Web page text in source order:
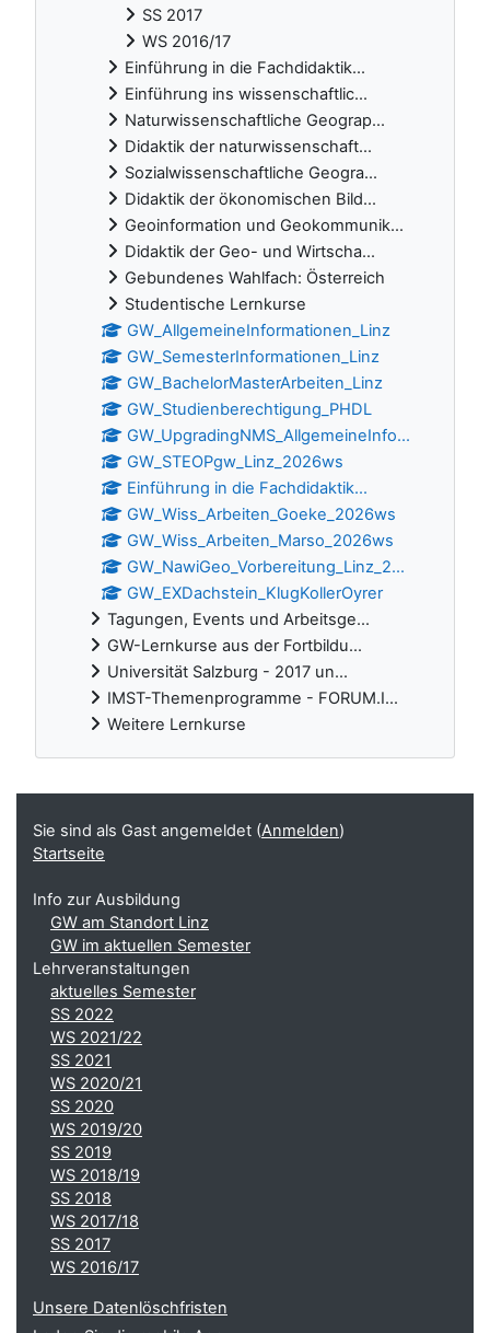
SS 2017
WS 2016/17
Einführung in die Fachdidaktik...
Einführung ins wissenschaftlic...
Naturwissenschaftliche Geograp...
Didaktik der naturwissenschaft...
Sozialwissenschaftliche Geogra...
Didaktik der ökonomischen Bild...
Geoinformation und Geokommunik...
Didaktik der Geo- und Wirtscha...
Gebundenes Wahlfach: Österreich
Studentische Lernkurse
GW_AllgemeineInformationen_Linz
GW_SemesterInformationen_Linz
GW_BachelorMasterArbeiten_Linz
GW_Studienberechtigung_PHDL
GW_UpgradingNMS_AllgemeineInfo...
GW_STEOPgw_Linz_2026ws
Einführung in die Fachdidaktik...
GW_Wiss_Arbeiten_Goeke_2026ws
GW_Wiss_Arbeiten_Marso_2026ws
GW_NawiGeo_Vorbereitung_Linz_2...
GW_EXDachstein_KlugKollerOyrer
Tagungen, Events und Arbeitsge...
GW-Lernkurse aus der Fortbildu...
Universität Salzburg - 2017 un...
IMST-Themenprogramme - FORUM.I...
Weitere Lernkurse
Ergänzungsblöcke
Sie sind als Gast angemeldet (Anmelden)
Startseite
Info zur Ausbildung
GW am Standort Linz
GW im aktuellen Semester
Lehrveranstaltungen
aktuelles Semester
SS 2022
WS 2021/22
SS 2021
WS 2020/21
SS 2020
WS 2019/20
SS 2019
WS 2018/19
SS 2018
WS 2017/18
SS 2017
WS 2016/17
Unsere Datenlöschfristen